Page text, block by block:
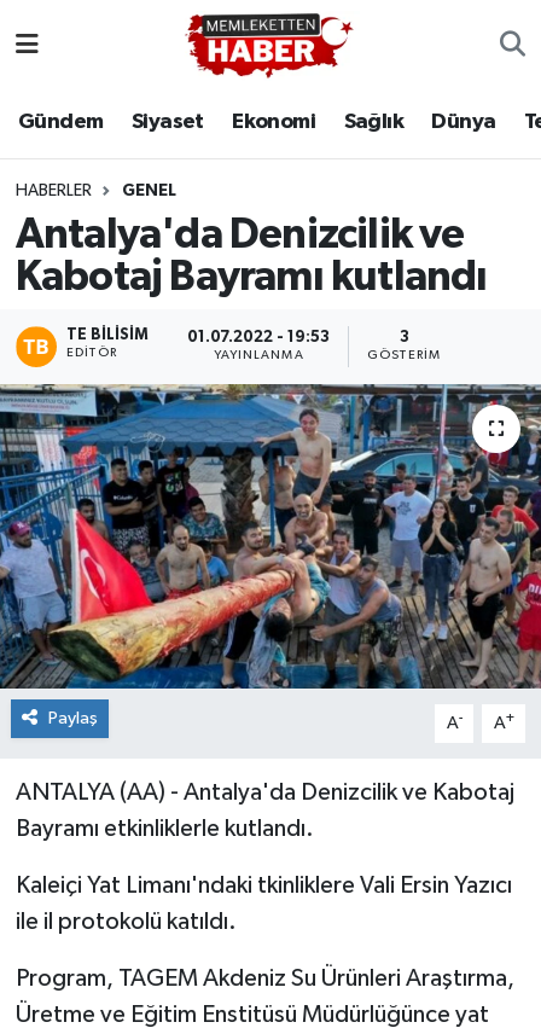
Gündem Siyaset Ekonomi Sağlık Dünya
HABERLER GENEL
Antalya'da Denizcilik ve
Kabotaj Bayramı kutlandı
TE BILISIM
EDITÖR
01.07.2022 - 19:53
YAYINLANMA
3
GÖSTERIM
Paylaş A- A+
ANTALYA (AA) - Antalya'da Denizcilik ve Kabotaj
Bayramı etkinliklerle kutlandı.
Kaleiçi Yat Limanı'ndaki tkinliklere Vali Ersin Yazıcı
ile il protokolü katıldı.
Program, TAGEM Akdeniz Su Ürünleri Araştırma,
Üretme ve Eğitim Enstitüsü Müdürlüğünce yat